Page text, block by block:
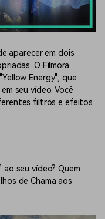
aparecer em dois
O Filmora
Energy", que
seu vídeo. Você
filtros e efeitos
ao seu vídeo? Quem
de Chama aos